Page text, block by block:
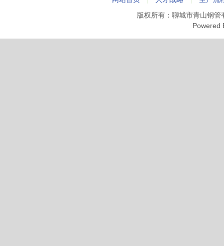
版权所有：聊城市青山钢
Powered